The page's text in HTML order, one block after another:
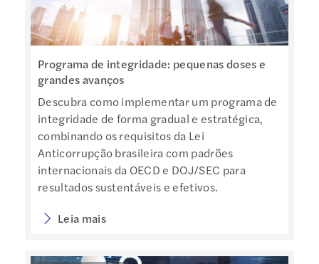
Programa de integridade: pequenas doses e
grandes avanços
Descubra como implementar um programa de
integridade de forma gradual e estratégica,
combinando os requisitos da Lei
Anticorrupção brasileira com padrões
internacionais da OECD e DOJ/SEC para
resultados sustentáveis e efetivos.
Leia mais